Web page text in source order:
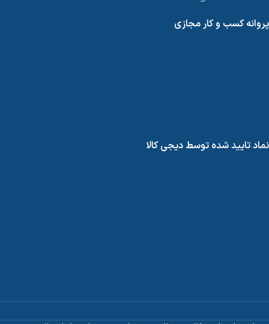
پروانه کسب و کار مجازی
نماد تایید شده توسط دیجی کالا